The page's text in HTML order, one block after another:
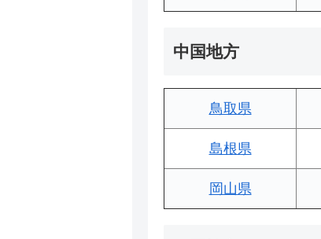
中国地方
鳥取県
島根県
岡山県